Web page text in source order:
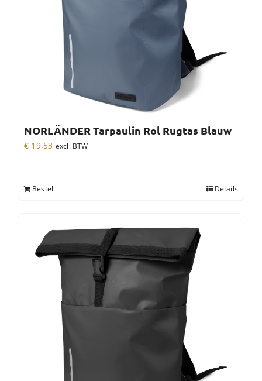
NORLÄNDER Tarpaulin Rol Rugtas Blauw
€ 19,53 excl. BTW
Bestel Details